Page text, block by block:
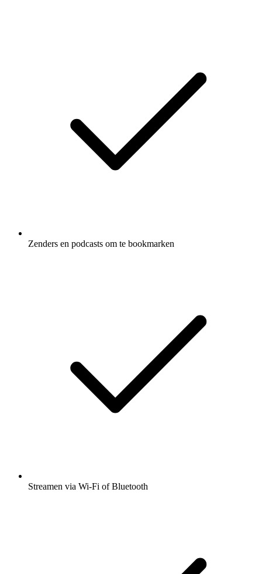
Zenders en podcasts om te bookmarken
Streamen via Wi-Fi of Bluetooth